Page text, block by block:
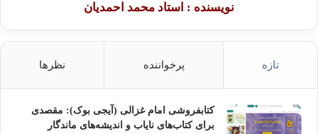
نویسنده : استاد محمد احمدیان
تازه پرخواننده نظرها
کتابفروشی امام غزالی (آیجی بوک): مقصدی
برای کتاب‌های نایاب و اندیشه‌های ماندگار